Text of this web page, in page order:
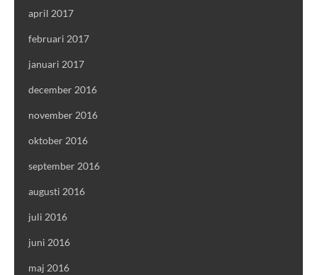
april 2017
februari 2017
januari 2017
december 2016
november 2016
oktober 2016
september 2016
augusti 2016
juli 2016
juni 2016
maj 2016